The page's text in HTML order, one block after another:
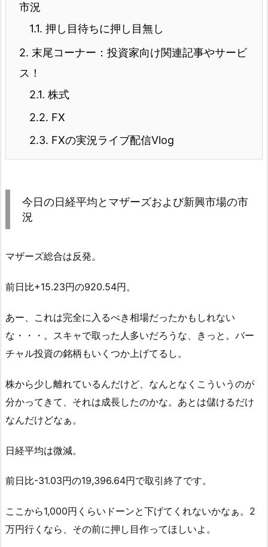
市況
1.1. 押し目待ちに押し目無し
2. 末尾コーナー：投資家向け関連記事やサービ
ス！
2.1. 株式
2.2. FX
2.3. FXの実況ライブ配信Vlog
今日の日経平均とマザーズおよび新興市場の市
況
マザーズ総合は反発。
前日比+15.23円の920.54円。
あー、これは完全に入るべき相場だったかもしれない
な・・・。スキャで取った人多いだろうな、きっと。バー
チャル投資の銘柄もいくつか上げてるし。
株から少し離れているんだけど、なんとなくこういうのが
分かってきて、それは成長したのかな。あとは儲けるだけ
なんだけどなぁ。
日経平均は微減。
前日比-31.03円の19,396.64円で取引終了です。
ここから1,000円くらいドーンと下げてくれないかなぁ。2
万円行くなら、その前に押し目作ってほしいよ。